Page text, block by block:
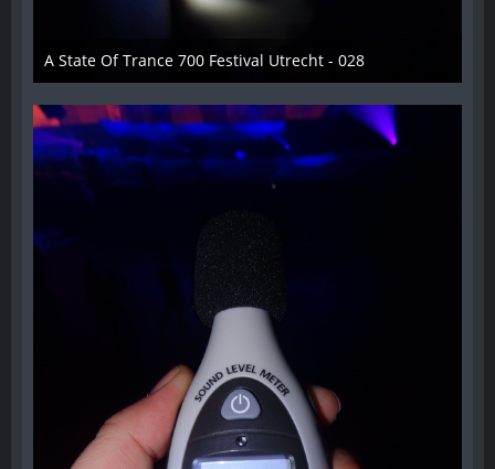
A State Of Trance 700 Festival Utrecht - 028
26. Februar 2015